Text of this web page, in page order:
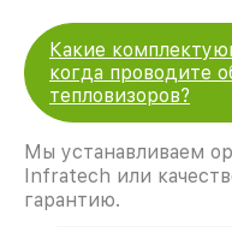
Какие
когда проводите
тепловизоров?
Мы устанавливаем
Infratech или
гарантию.